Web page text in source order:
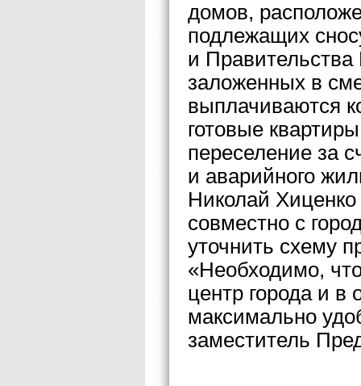
домов,
подлежащих
и Правительства
заложенных в
выплачиваются
готовые
переселение за
и аварийного
Николай
совместно с
уточнить схему
«Необходимо,
центр города и
максимально
заместитель